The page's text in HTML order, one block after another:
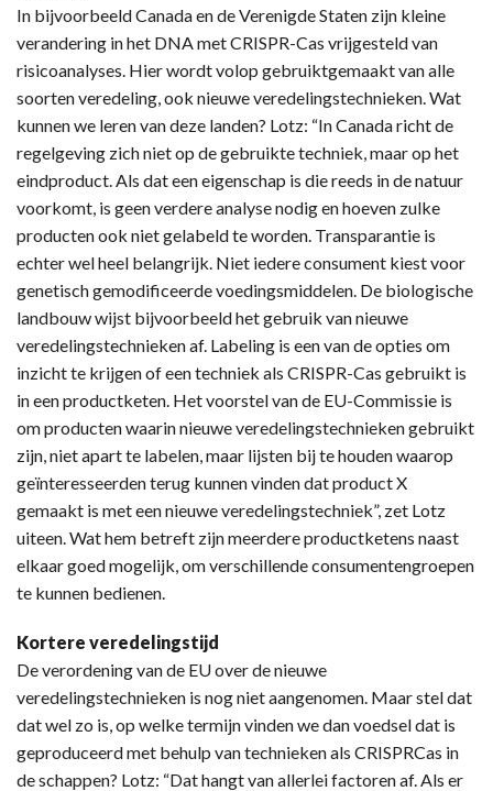
In bijvoorbeeld Canada en de Verenigde Staten zijn kleine
verandering in het DNA met CRISPR-Cas vrijgesteld van
risicoanalyses. Hier wordt volop gebruiktgemaakt van alle
soorten veredeling, ook nieuwe veredelingstechnieken. Wat
kunnen we leren van deze landen? Lotz: “In Canada richt de
regelgeving zich niet op de gebruikte techniek, maar op het
eindproduct. Als dat een eigenschap is die reeds in de natuur
voorkomt, is geen verdere analyse nodig en hoeven zulke
producten ook niet gelabeld te worden. Transparantie is
echter wel heel belangrijk. Niet iedere consument kiest voor
genetisch gemodificeerde voedingsmiddelen. De biologische
landbouw wijst bijvoorbeeld het gebruik van nieuwe
veredelingstechnieken af. Labeling is een van de opties om
inzicht te krijgen of een techniek als CRISPR-Cas gebruikt is
in een productketen. Het voorstel van de EU-Commissie is
om producten waarin nieuwe veredelingstechnieken gebruikt
zijn, niet apart te labelen, maar lijsten bij te houden waarop
geïnteresseerden terug kunnen vinden dat product X
gemaakt is met een nieuwe veredelingstechniek”, zet Lotz
uiteen. Wat hem betreft zijn meerdere productketens naast
elkaar goed mogelijk, om verschillende consumentengroepen
te kunnen bedienen.
Kortere veredelingstijd
De verordening van de EU over de nieuwe
veredelingstechnieken is nog niet aangenomen. Maar stel dat
dat wel zo is, op welke termijn vinden we dan voedsel dat is
geproduceerd met behulp van technieken als CRISPRCas in
de schappen? Lotz: “Dat hangt van allerlei factoren af. Als er